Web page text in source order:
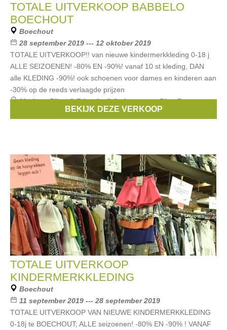
TOTALE UITVERKOOP BABBELO
BOECHOUT
Boechout
28 september 2019 --- 12 oktober 2019
TOTALE UITVERKOOP!! van nieuwe kindermerkkleding 0-18 j
ALLE SEIZOENEN! -80% EN -90%! vanaf 10 st kleding, DAN
alle KLEDING -90%! ook schoenen voor dames en kinderen aan
-30% op de reeds verlaagde prijzen
Merken:Filou & Friends,Il Gufo,strass,Blue Bay,
BEKIJK DEZE VERKOOP
TOTALE UITVERKOOP
KINDERMERKKLEDING
Boechout
11 september 2019 --- 28 september 2019
TOTALE UITVERKOOP VAN NIEUWE KINDERMERKKLEDING
0-18j te BOECHOUT; ALLE seizoenen! -80% EN -90% ! VANAF